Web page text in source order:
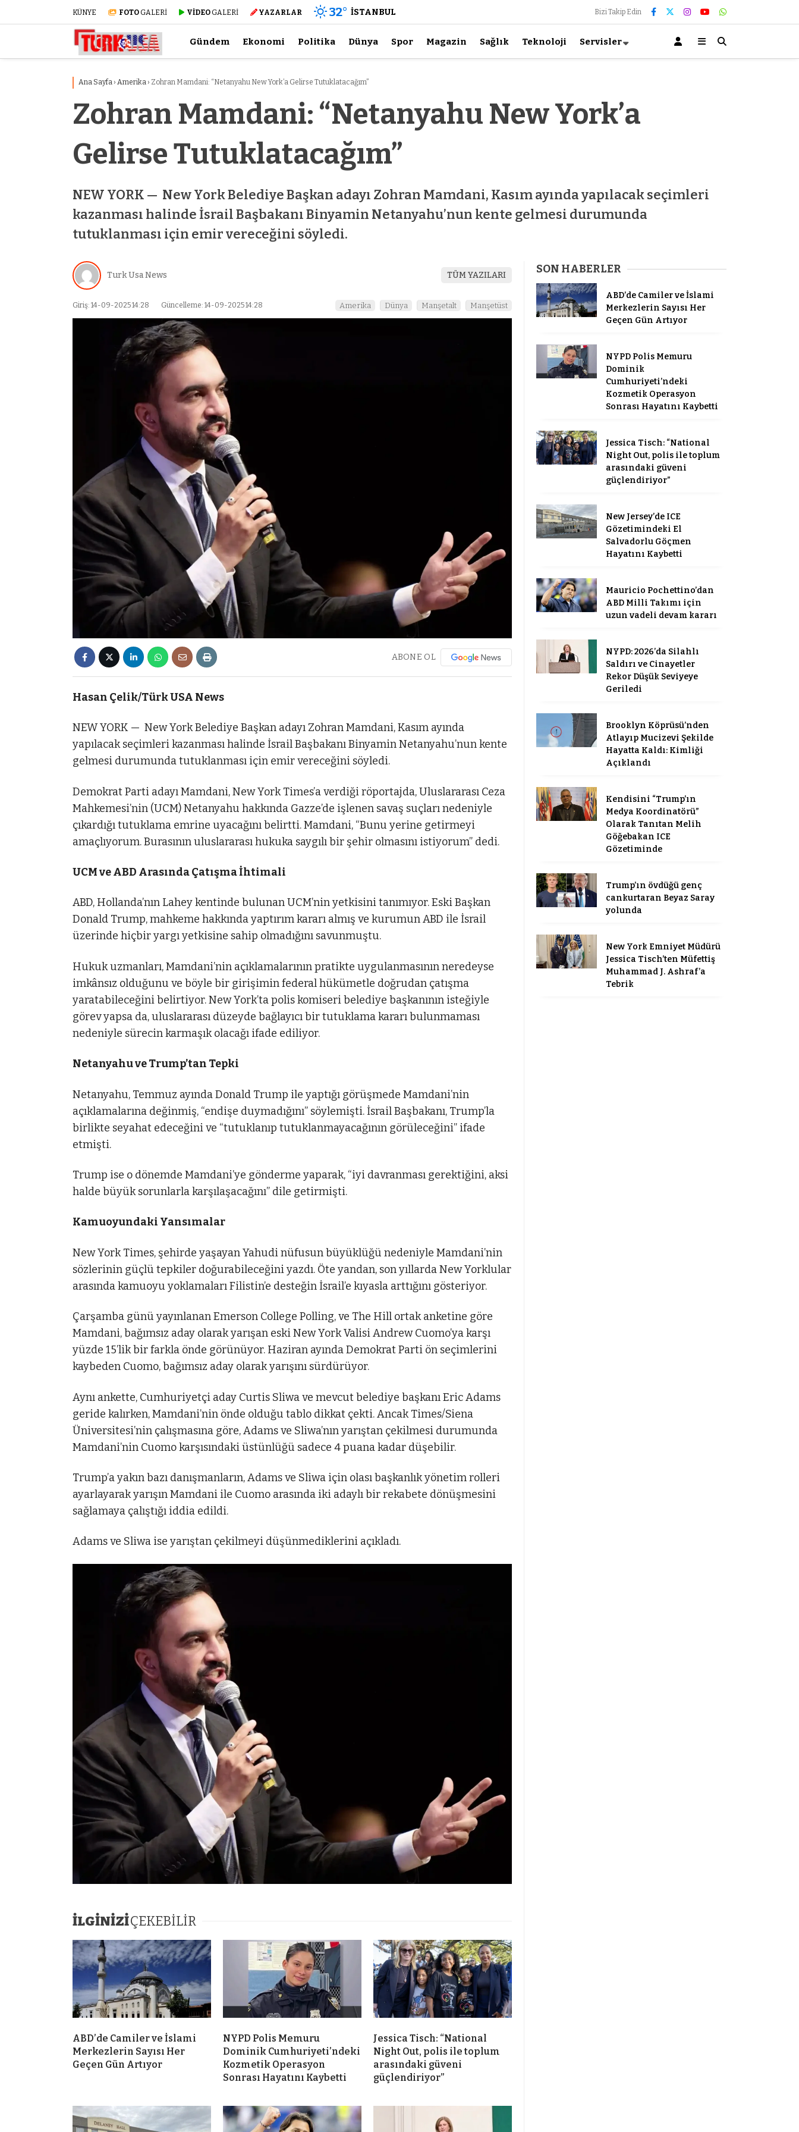
KÜNYE FOTO GALERİ VİDEO GALERİ YAZARLAR 32° İSTANBUL Bizi Takip Edin
Gündem Ekonomi Politika Dünya Spor Magazin Sağlık Teknoloji Servisler
Ana Sayfa › Amerika › Zohran Mamdani: “Netanyahu New York’a Gelirse Tutuklatacağım”
Zohran Mamdani: “Netanyahu New York’a
Gelirse Tutuklatacağım”
NEW YORK — New York Belediye Başkan adayı Zohran Mamdani, Kasım ayında yapılacak seçimleri
kazanması halinde İsrail Başbakanı Binyamin Netanyahu’nun kente gelmesi durumunda
tutuklanması için emir vereceğini söyledi.
Turk Usa News TÜM YAZILARI
Giriş: 14-09-2025 14:28 Güncelleme: 14-09-2025 14:28 Amerika Dünya Manşetalt Manşetüst
ABONE OL
Hasan Çelik/Türk USA News
NEW YORK — New York Belediye Başkan adayı Zohran Mamdani, Kasım ayında
yapılacak seçimleri kazanması halinde İsrail Başbakanı Binyamin Netanyahu’nun kente
gelmesi durumunda tutuklanması için emir vereceğini söyledi.
Demokrat Parti adayı Mamdani, New York Times’a verdiği röportajda, Uluslararası Ceza
Mahkemesi’nin (UCM) Netanyahu hakkında Gazze’de işlenen savaş suçları nedeniyle
çıkardığı tutuklama emrine uyacağını belirtti. Mamdani, “Bunu yerine getirmeyi
amaçlıyorum. Burasının uluslararası hukuka saygılı bir şehir olmasını istiyorum” dedi.
UCM ve ABD Arasında Çatışma İhtimali
ABD, Hollanda’nın Lahey kentinde bulunan UCM’nin yetkisini tanımıyor. Eski Başkan
Donald Trump, mahkeme hakkında yaptırım kararı almış ve kurumun ABD ile İsrail
üzerinde hiçbir yargı yetkisine sahip olmadığını savunmuştu.
Hukuk uzmanları, Mamdani’nin açıklamalarının pratikte uygulanmasının neredeyse
imkânsız olduğunu ve böyle bir girişimin federal hükümetle doğrudan çatışma
yaratabileceğini belirtiyor. New York’ta polis komiseri belediye başkanının isteğiyle
görev yapsa da, uluslararası düzeyde bağlayıcı bir tutuklama kararı bulunmaması
nedeniyle sürecin karmaşık olacağı ifade ediliyor.
Netanyahu ve Trump’tan Tepki
Netanyahu, Temmuz ayında Donald Trump ile yaptığı görüşmede Mamdani’nin
açıklamalarına değinmiş, “endişe duymadığını” söylemişti. İsrail Başbakanı, Trump’la
birlikte seyahat edeceğini ve “tutuklanıp tutuklanmayacağının görüleceğini” ifade
etmişti.
Trump ise o dönemde Mamdani’ye gönderme yaparak, “iyi davranması gerektiğini, aksi
halde büyük sorunlarla karşılaşacağını” dile getirmişti.
Kamuoyundaki Yansımalar
New York Times, şehirde yaşayan Yahudi nüfusun büyüklüğü nedeniyle Mamdani’nin
sözlerinin güçlü tepkiler doğurabileceğini yazdı. Öte yandan, son yıllarda New Yorklular
arasında kamuoyu yoklamaları Filistin’e desteğin İsrail’e kıyasla arttığını gösteriyor.
Çarşamba günü yayınlanan Emerson College Polling, ve The Hill ortak anketine göre
Mamdani, bağımsız aday olarak yarışan eski New York Valisi Andrew Cuomo’ya karşı
yüzde 15’lik bir farkla önde görünüyor. Haziran ayında Demokrat Parti ön seçimlerini
kaybeden Cuomo, bağımsız aday olarak yarışını sürdürüyor.
Aynı ankette, Cumhuriyetçi aday Curtis Sliwa ve mevcut belediye başkanı Eric Adams
geride kalırken, Mamdani’nin önde olduğu tablo dikkat çekti. Ancak Times/Siena
Üniversitesi’nin çalışmasına göre, Adams ve Sliwa’nın yarıştan çekilmesi durumunda
Mamdani’nin Cuomo karşısındaki üstünlüğü sadece 4 puana kadar düşebilir.
Trump’a yakın bazı danışmanların, Adams ve Sliwa için olası başkanlık yönetim rolleri
ayarlayarak yarışın Mamdani ile Cuomo arasında iki adaylı bir rekabete dönüşmesini
sağlamaya çalıştığı iddia edildi.
Adams ve Sliwa ise yarıştan çekilmeyi düşünmediklerini açıkladı.
İLGİNİZİÇEKEBİLİR
ABD’de Camiler ve İslami
Merkezlerin Sayısı Her
Geçen Gün Artıyor
NYPD Polis Memuru
Dominik Cumhuriyeti’ndeki
Kozmetik Operasyon
Sonrası Hayatını Kaybetti
Jessica Tisch: “National
Night Out, polis ile toplum
arasındaki güveni
güçlendiriyor”
SON HABERLER
ABD’de Camiler ve İslami
Merkezlerin Sayısı Her
Geçen Gün Artıyor
NYPD Polis Memuru
Dominik
Cumhuriyeti’ndeki
Kozmetik Operasyon
Sonrası Hayatını Kaybetti
Jessica Tisch: “National
Night Out, polis ile toplum
arasındaki güveni
güçlendiriyor”
New Jersey’de ICE
Gözetimindeki El
Salvadorlu Göçmen
Hayatını Kaybetti
Mauricio Pochettino’dan
ABD Milli Takımı için
uzun vadeli devam kararı
NYPD: 2026’da Silahlı
Saldırı ve Cinayetler
Rekor Düşük Seviyeye
Geriledi
Brooklyn Köprüsü’nden
Atlayıp Mucizevi Şekilde
Hayatta Kaldı: Kimliği
Açıklandı
Kendisini “Trump’ın
Medya Koordinatörü”
Olarak Tanıtan Melih
Göğebakan ICE
Gözetiminde
Trump’ın övdüğü genç
cankurtaran Beyaz Saray
yolunda
New York Emniyet Müdürü
Jessica Tisch’ten Müfettiş
Muhammad J. Ashraf’a
Tebrik